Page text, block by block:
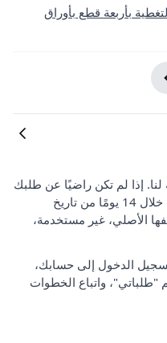
بأربعة قطع بأوراق
لنا. إذا لم تكن راضيًا عن طلبك
لأي سبب كان، يمكنك إرجاع منتجاتك خلال 14 يومًا من تاريخ
الأصلي، غير مستخدمة،
الدخول إلى حسابك،
واتباع الخطوات